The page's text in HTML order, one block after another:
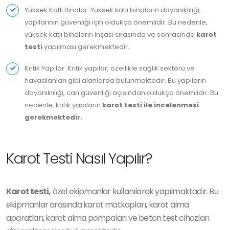
Yüksek Katlı Binalar: Yüksek katlı binaların dayanıklılığı,
yapılarının güvenliği için oldukça önemlidir. Bu nedenle,
yüksek katlı binaların inşası sırasında ve sonrasında karot
testiyapılması gerekmektedir.
Kritik Yapılar: Kritik yapılar, özellikle sağlık sektörü ve
havaalanları gibi alanlarda bulunmaktadır. Bu yapıların
dayanıklılığı, can güvenliği açısından oldukça önemlidir. Bu
nedenle, kritik yapıların karot testi ile incelenmesi
gerekmektedir.
Karot Testi Nasıl Yapılır?
Karot testi,özel ekipmanlar kullanılarak yapılmaktadır. Bu
ekipmanlar arasında karot matkapları, karot alma
aparatları, karot alma pompaları ve beton test cihazları